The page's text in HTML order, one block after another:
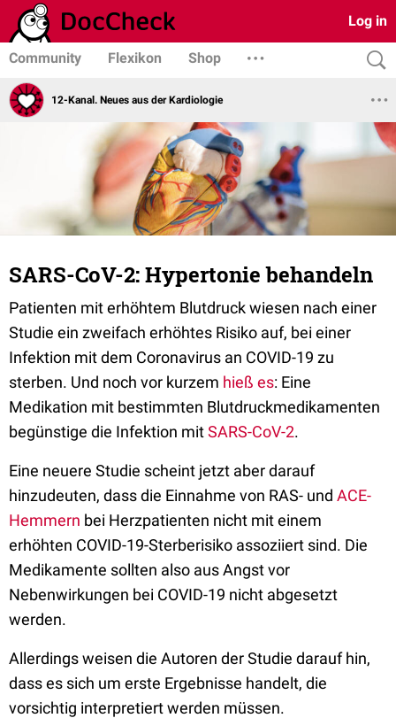
Log in
Community Flexikon Shop
12-Kanal. Neues aus der Kardiologie
SARS-CoV-2: Hypertonie behandeln
Patienten mit erhöhtem Blutdruck wiesen nach einer
Studie ein zweifach erhöhtes Risiko auf, bei einer
Infektion mit dem Coronavirus an COVID-19 zu
sterben. Und noch vor kurzem hieß es: Eine
Medikation mit bestimmten Blutdruckmedikamenten
begünstige die Infektion mitSARS-CoV-2.
Eine neuere Studie scheint jetzt aber darauf
hinzudeuten, dass die Einnahme von RAS- und ACE-
Hemmern bei Herzpatienten nicht mit einem
erhöhten COVID-19-Sterberisiko assoziiert sind. Die
Medikamente sollten also aus Angst vor
Nebenwirkungen bei COVID-19 nicht abgesetzt
werden.
Allerdings weisen die Autoren der Studie darauf hin,
dass es sich um erste Ergebnisse handelt, die
vorsichtig interpretiert werden müssen.